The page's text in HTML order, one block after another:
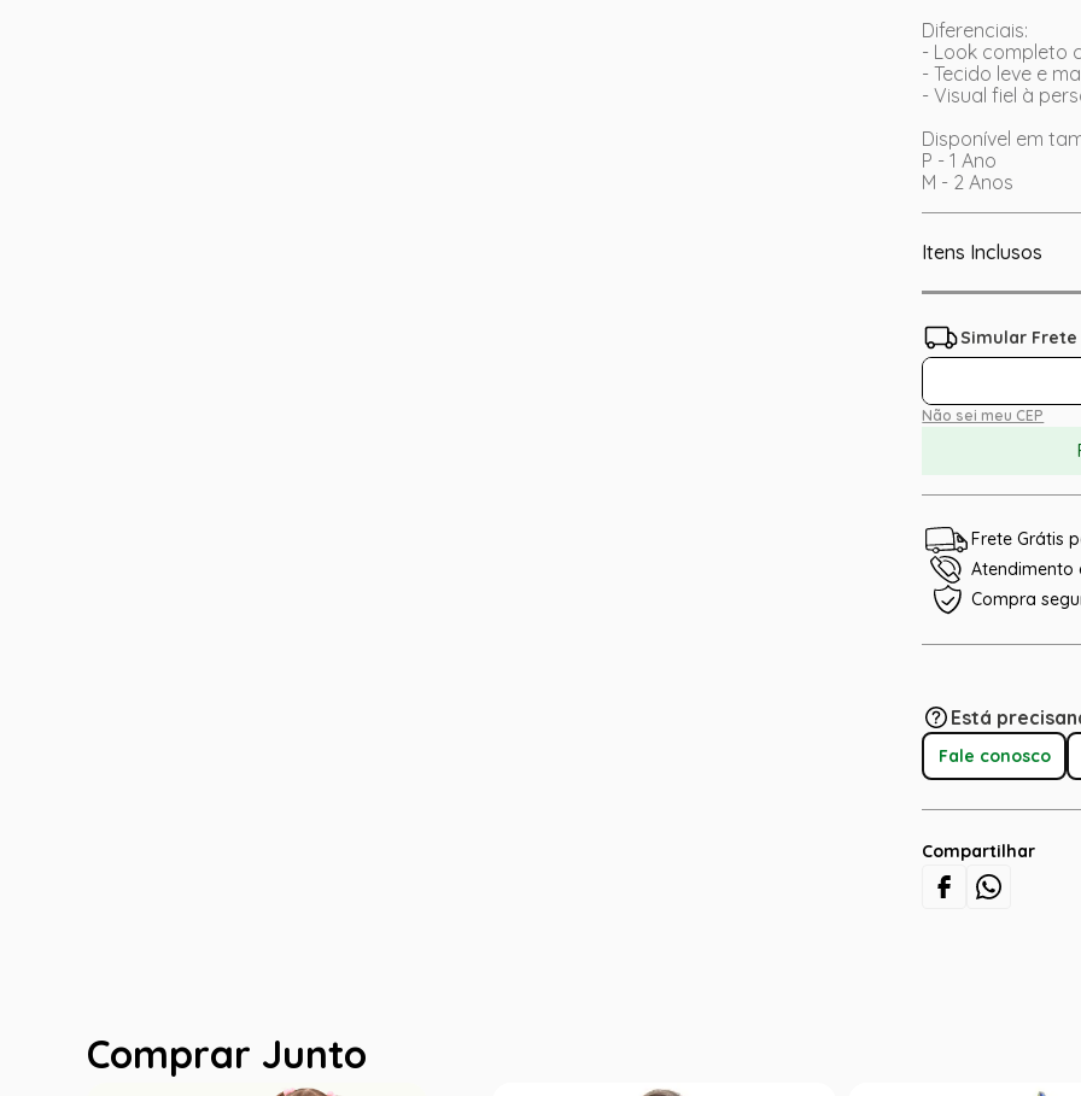
Diferenciais:
- Look completo
- Tecido leve e
- Visual fiel à
Disponível em
P - 1 Ano
M - 2 Anos
Itens Inclusos
Não sei meu CEP
Frete Grátis
Atendimento
Compra
Está
Fale conosco
Compartilhar
Comprar Junto